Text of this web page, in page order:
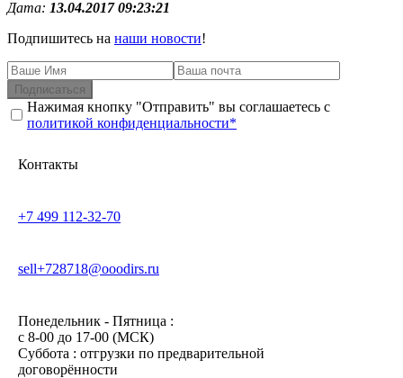
Дата: 13.04.2017 09:23:21
Подпишитесь на наши новости!
Подписаться
Нажимая кнопку "Отправить" вы соглашаетесь с
политикой конфиденциальности*
Контакты
+7 499 112-32-70
sell+728718@ooodirs.ru
Понедельник - Пятница :
c 8-00 до 17-00 (МСК)
Суббота : отгрузки по предварительной
договорённости